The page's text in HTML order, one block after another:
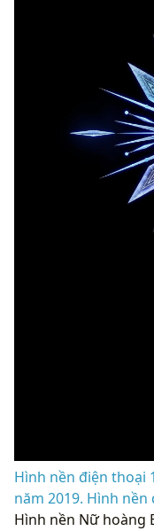
Hình nền điện thoại
năm 2019. Hình nền
Hình nền Nữ hoàng